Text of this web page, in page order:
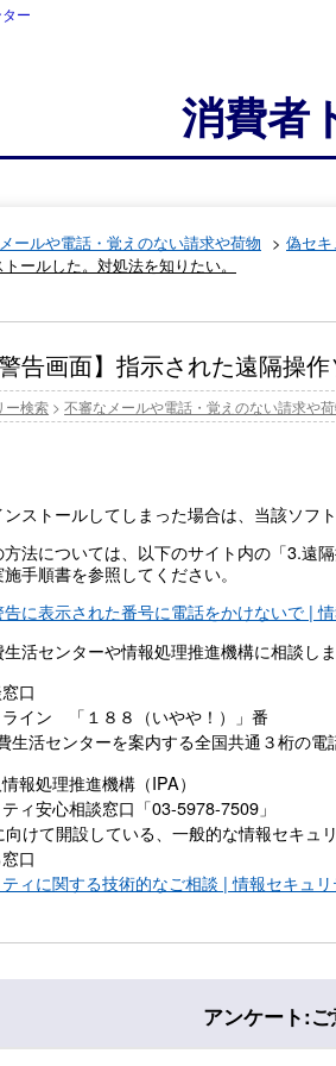
消費者
ールや電話・覚えのない請求や荷物 > 偽セ
ールした。対処法を知りたい。
告画面】指示された遠隔操
ー検索 >不審なメールや電話・覚えのない請求や
ストールしてしまった場合は、当該ソフ
法については、以下のサイト内の「3.遠
手順書を参照してください。
に表示された番号に電話をかけないで |
活センターや情報処理推進機構に相談しま
口
イン 「１８８（いやや！）」番
生活センターを案内する全国共通３桁の電
報処理推進機構（IPA）
ィ安心相談窓口「03-5978-7509」
けて開設している、一般的な情報セキュ
口
ィに関する技術的なご相談 | 情報セキュ
アンケート: